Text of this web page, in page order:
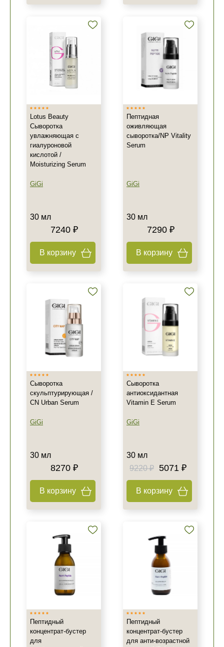
Lotus Beauty
Сыворотка
увлажняющая с
гиалуроновой
кислотой /
Moisturizing Serum
GiGi
30 мл
7240 ₽
В корзину
Пептидная
оживляющая
сыворотка/NP Vitality
Serum
GiGi
30 мл
7290 ₽
В корзину
Сыворотка
скульптурирующая /
CN Urban Serum
GiGi
30 мл
8270 ₽
В корзину
Сыворотка
антиоксидантная
Vitamin E Serum
GiGi
30 мл
9220 ₽ 5071 ₽
В корзину
Пептидный
концентрат-бустер
для
Пептидный
концентрат-бустер
для анти-возрастной